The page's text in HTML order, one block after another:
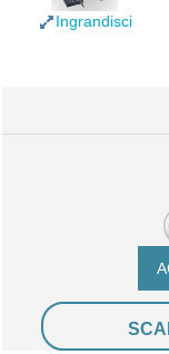
Ingrandisci